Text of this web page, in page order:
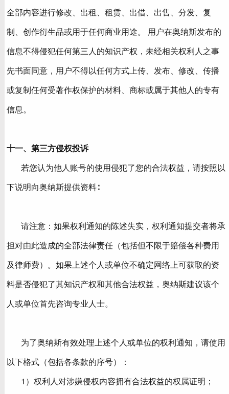
全部内容进行修改、出租、租赁、出借、出售、分发、复
制、创作衍生品或用于任何商业用途。 用户在奥纳斯发布的
信息不得侵犯任何第三人的知识产权，未经相关权利人之事
先书面同意，用户不得以任何方式上传、发布、修改、传播
或复制任何受著作权保护的材料、商标或属于其他人的专有
信息。
十一、第三方侵权投诉
若您认为他人账号的使用侵犯了您的合法权益，请按照以
下说明向奥纳斯提供资料∶
请注意：如果权利通知的陈述失实，权利通知提交者将承
担对由此造成的全部法律责任（包括但不限于赔偿各种费用
及律师费）。如果上述个人或单位不确定网络上可获取的资
料是否侵犯了其知识产权和其他合法权益，奥纳斯建议该个
人或单位首先咨询专业人士。
为了奥纳斯有效处理上述个人或单位的权利通知，请使用
以下格式（包括各条款的序号）：
1）权利人对涉嫌侵权内容拥有合法权益的权属证明；